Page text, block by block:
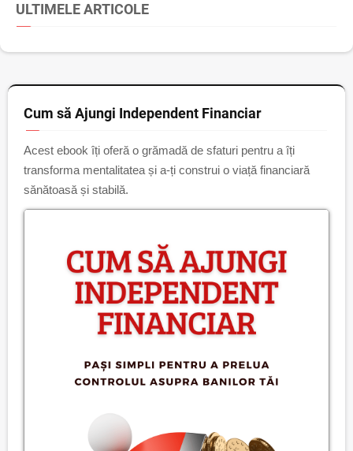
ULTIMELE ARTICOLE
Cum să Ajungi Independent Financiar
Acest ebook îți oferă o grămadă de sfaturi pentru a îți
transforma mentalitatea și a-ți construi o viață financiară
sănătoasă și stabilă.